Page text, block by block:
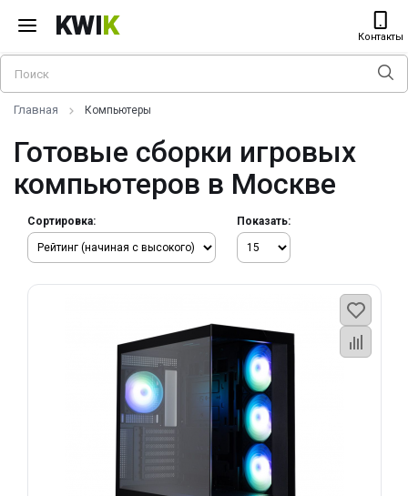
KWIK Контакты
Главная Компьютеры
Готовые сборки игровых
компьютеров в Москве
Сортировка: Показать: